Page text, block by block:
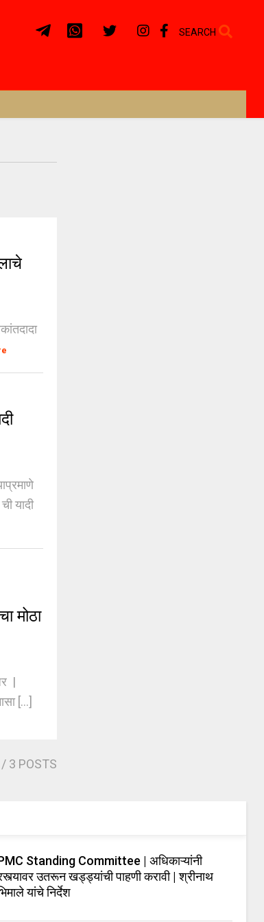
SEARCH
यादी
मोठा
|
[...]
/ 3 POSTS
Standing Committee | अधिकाऱ्यांनी
उतरून खड्ड्यांची पाहणी करावी | श्रीनाथ
यांचे निर्देश